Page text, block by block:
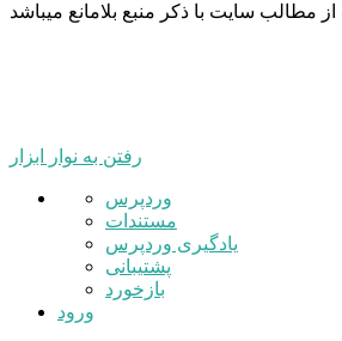
رفتن به نوار ابزار
درباره
وردپرس
وردپرس
مستندات
یادگیری وردپرس
پشتیبانی
بازخورد
ورود